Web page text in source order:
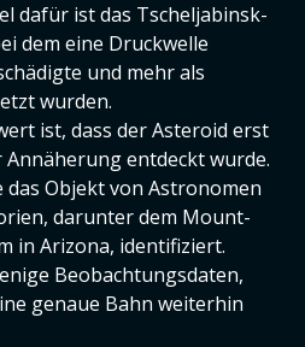
dafür ist das Tscheljabinsk-
dem eine Druckwelle
und mehr als
wurden.
ist, dass der Asteroid erst
entdeckt wurde.
das Objekt von Astronomen
darunter dem Mount-
in Arizona, identifiziert.
Beobachtungsdaten,
genaue Bahn weiterhin